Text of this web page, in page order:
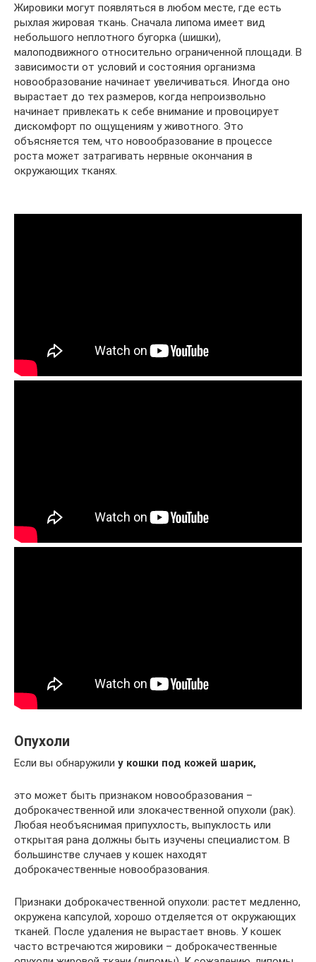
Жировики могут появляться в любом месте, где есть
рыхлая жировая ткань. Сначала липома имеет вид
небольшого неплотного бугорка (шишки),
малоподвижного относительно ограниченной площади. В
зависимости от условий и состояния организма
новообразование начинает увеличиваться. Иногда оно
вырастает до тех размеров, когда непроизвольно
начинает привлекать к себе внимание и провоцирует
дискомфорт по ощущениям у животного. Это
объясняется тем, что новообразование в процессе
роста может затрагивать нервные окончания в
окружающих тканях.
Опухоли
Если вы обнаружили у кошки под кожей шарик,
это может быть признаком новообразования –
доброкачественной или злокачественной опухоли (рак).
Любая необъяснимая припухлость, выпуклость или
открытая рана должны быть изучены специалистом. В
большинстве случаев у кошек находят
доброкачественные новообразования.
Признаки доброкачественной опухоли: растет медленно,
окружена капсулой, хорошо отделяется от окружающих
тканей. После удаления не вырастает вновь. У кошек
часто встречаются жировики – доброкачественные